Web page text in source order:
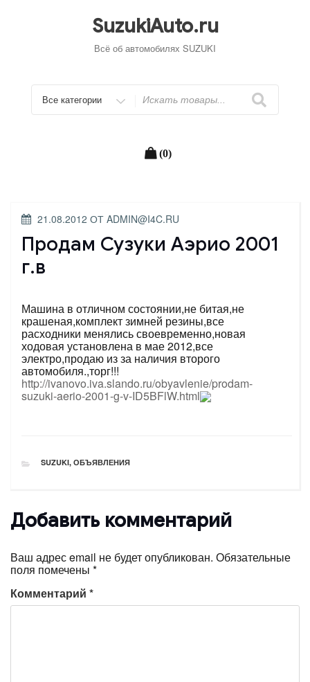
SuzukiAuto.ru
Всё об автомобилях SUZUKI
Искать
(0)
ОПУБЛИКОВАНО
21.08.2012 ОТ ADMIN@I4C.RU
Продам Сузуки Аэрио 2001
г.в
Машина в отличном состоянии,не битая,не
крашеная,комплект зимней резины,все
расходники менялись своевременно,новая
ходовая установлена в мае 2012,все
электро,продаю из за наличия второго
автомобиля.,торг!!!
http://ivanovo.iva.slando.ru/obyavlenie/prodam-
suzuki-aerio-2001-g-v-ID5BFlW.html
РУБРИКИ
SUZUKI, ОБЪЯВЛЕНИЯ
Добавить комментарий
Ваш адрес email не будет опубликован. Обязательные
поля помечены *
Комментарий *